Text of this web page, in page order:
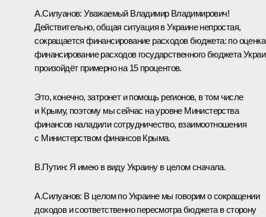
А.Силуанов: Уважаемый Владимир Владимирович!
Действительно, общая ситуация в Украине непростая,
сокращается финансирование расходов бюджета: по
финансирование расходов государственного бюджета
произойдёт примерно на 15 процентов.
Это, конечно, затронет и помощь регионов, в том числе
и Крыму, поэтому мы сейчас на уровне Министерства
финансов наладили сотрудничество, взаимоотношения
с Министерством финансов Крыма.
В.Путин: Я имею в виду Украину в целом сначала.
А.Силуанов: В целом по Украине мы говорим о сокращении
доходов и соответственно пересмотра бюджета в сторону